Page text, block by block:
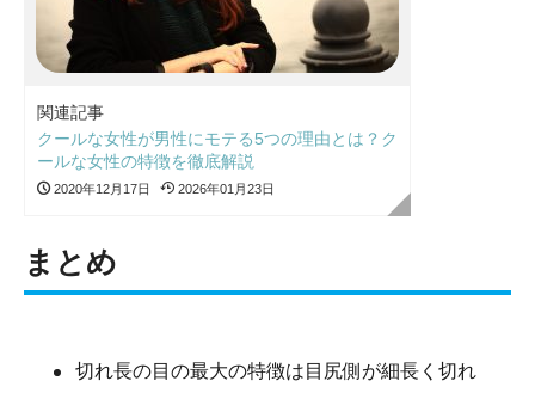
関連記事
クールな女性が男性にモテる5つの理由とは？ク
ールな女性の特徴を徹底解説
2020年12月17日 2026年01月23日
まとめ
切れ長の目の最大の特徴は目尻側が細長く切れ